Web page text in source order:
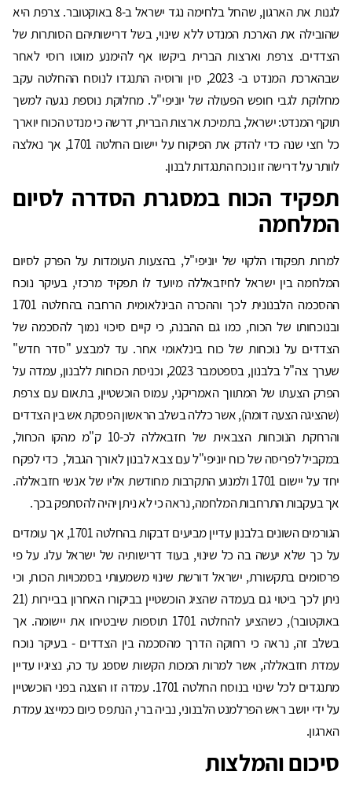
לגנות את הארגון, שהחל בלחימה נגד ישראל ב-8 באוקטובר. צרפת היא
שהובילה את הארכת המנדט ללא שינוי, בשל דרישותיהם הסותרות של
הצדדים. צרפת וארצות הברית ביקשו אף להימנע מווטו רוסי לאחר
שבהארכת המנדט ב- 2023, סין ורוסיה התנגדו לנוסח ההחלטה עקב
מחלוקת לגבי חופש הפעולה של יוניפי"ל. מחלוקת נוספת נגעה למשך
תוקף המנדט: ישראל, בתמיכת ארצות הברית, דרשה כי מנדט הכוח יוארך
כל חצי שנה כדי להדק את הפיקוח על יישום החלטה 1701, אך נאלצה
לוותר על דרישה זו נוכח התנגדות לבנון.
תפקיד הכוח במסגרת הסדרה לסיום
המלחמה
למרות תפקודו הלקוי של יוניפי"ל, בהצעות העומדות על הפרק לסיום
המלחמה בין ישראל לחיזבאללה מיועד לו תפקיד מרכזי, בעיקר נוכח
ההסכמה הלבנונית לכך וההכרה הבינלאומית הרחבה בהחלטה 1701
ובנוכחותו של הכוח, כמו גם ההבנה, כי קיים סיכוי נמוך להסכמה של
הצדדים על נוכחות של כוח בינלאומי אחר. עד למבצע "סדר חדש"
שערך צה"ל בלבנון, בספטמבר 2023, וכניסת הכוחות ללבנון, עמדה על
הפרק הצעתו של המתווך האמריקני, עמוס הוכשטיין, בתאום עם צרפת
(שהציגה הצעה דומה), אשר כללה בשלב הראשון הפסקת אש בין הצדדים
והרחקת הנוכחות הצבאית של חזבאללה לכ-10 ק"מ מהקו הכחול,
במקביל לפריסה של כוח יוניפי"ל עם צבא לבנון לאורך הגבול, כדי לפקח
יחד על יישום 1701 ולמנוע התקרבות מחודשת אליו של אנשי חזבאללה.
אך בעקבות התרחבות המלחמה, נראה כי לא ניתן יהיה להסתפק בכך.
הגורמים השונים בלבנון עדיין מביעים דבקות בהחלטה 1701, אך עומדים
על כך שלא יעשה בה כל שינוי, בעוד דרישותיה של ישראל עלו. על פי
פרסומים בתקשורת, ישראל דורשת שינוי משמעותי בסמכויות הכוח, וכי
ניתן לכך ביטוי גם בעמדה שהציג הוכשטיין בביקורו האחרון בביירות (21
באוקטובר), כשהציע להחלטה 1701 תוספות שיבטיחו את יישומה. אך
בשלב זה, נראה כי רחוקה הדרך מהסכמה בין הצדדים - בעיקר נוכח
עמדת חזבאללה, אשר למרות המכות הקשות שספג עד כה, נציגיו עדיין
מתנגדים לכל שינוי בנוסח החלטה 1701. עמדה זו הוצגה בפני הוכשטיין
על ידי יושב ראש הפרלמנט הלבנוני, נביה ברי, הנתפס כיום כמייצג עמדת
הארגון.
סיכום והמלצות